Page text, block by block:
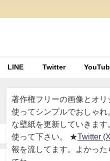
LINE Twitter
著作権フリーの画像とオリ
使ってシンプルでおしゃれ
な壁紙を更新していきます
使って下さい。 ★Twitter
報を流してます。よかった